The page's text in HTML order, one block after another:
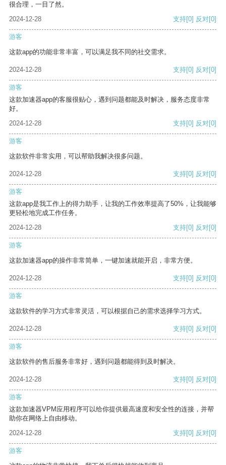
很合理，一目了然。
2024-12-28
支持[0] 反对[0]
游客
这款app的功能非常丰富，可以满足我不同的社交需求。
2024-12-28 支持[0] 反对[0]
游客
这款加速器app的客服很贴心，遇到问题都能及时解决，服务态度非常
好。
2024-12-28
支持[0] 反对[0]
游客
这款软件非常实用，可以帮助我解决很多问题。
2024-12-28 支持[0] 反对[0]
游客
这款app是我工作上的得力助手，让我的工作效率提高了50%，让我能够
更轻松地完成工作任务。
2024-12-28
支持[0] 反对[0]
游客
这款加速器app的操作非常简单，一键加速就能开启，非常方便。
2024-12-28 支持[0] 反对[0]
游客
这款软件的学习方式非常灵活，可以根据自己的需求选择学习方式。
2024-12-28 支持[0] 反对[0]
游客
这款软件的售后服务非常好，遇到问题都能得到及时解决。
2024-12-28 支持[0] 反对[0]
游客
这款加速器VPM应用程序可以给你提供最高速度和安全性的连接，并帮
助你在网络上自由移动。
2024-12-28
支持[0] 反对[0]
游客